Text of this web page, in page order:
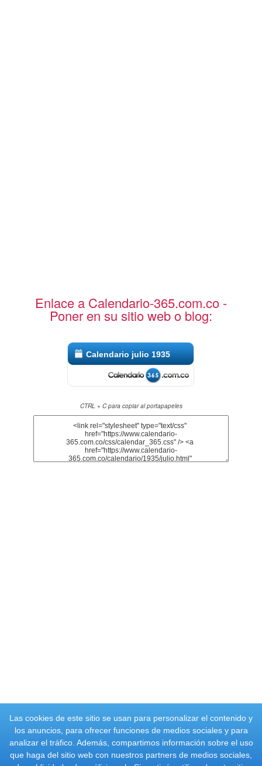
Las cookies de este sitio se usan para personalizar el contenido y
los anuncios, para ofrecer funciones de medios sociales y para
analizar el tráfico. Además, compartimos información sobre el uso
que haga del sitio web con nuestros partners de medios sociales,
Enlace a Calendario-365.com.co -
Poner en su sitio web o blog:
Calendario julio 1935
CTRL + C para copiar al portapapeles